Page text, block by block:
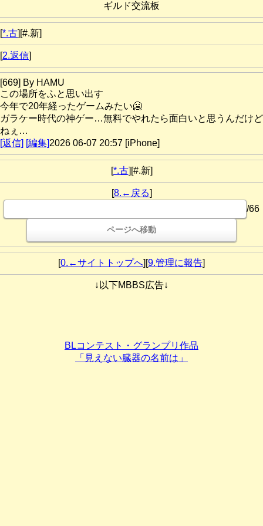
ギルド交流板
[*.古][#.新]
[2.返信]
[669] By HAMU
この場所をふと思い出す
今年で20年経ったゲームみたい🥶
ガラケー時代の神ゲー…無料でやれたら面白いと思うんだけど
ねぇ…
[返信] [編集]2026 06-07 20:57 [iPhone]
[*.古][#.新]
[8.←戻る]
/66
[0.←サイトトップへ][9.管理に報告]
↓以下MBBS広告↓
BLコンテスト・グランプリ作品
「見えない臓器の名前は」